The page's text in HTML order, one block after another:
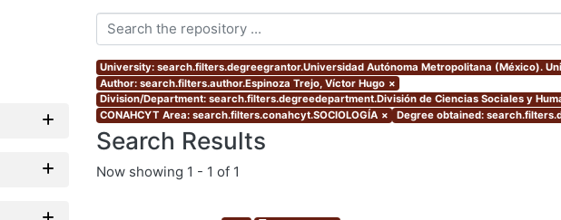
University: search.filters.degreegrantor.Universidad Autónoma Metropolitana (México).
Author: search.filters.author.Espinoza Trejo, Víctor Hugo ×
Division/Department: search.filters.degreedepartment.División de Ciencias Sociales y
CONAHCYT Area: search.filters.conahcyt.SOCIOLOGÍA × Degree obtained:
Search Results
Now showing 1 - 1 of 1